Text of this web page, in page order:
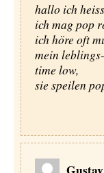
hallo ich
ich mag pop
ich höre oft
mein
time low,
sie speilen